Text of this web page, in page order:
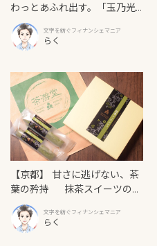
わっとあふれ出す。「玉乃光
酒造」が放つ、大人のための
発酵フィナンシェ
文字を紡ぐフィナンシェマニア
らく
【京都】 甘さに逃げない、茶
葉の矜持 抹茶スイーツの原
点「京銘茶 茶游堂」の抹茶フ
ィナンシェ文字を紡ぐフィナンシェマニア
らく